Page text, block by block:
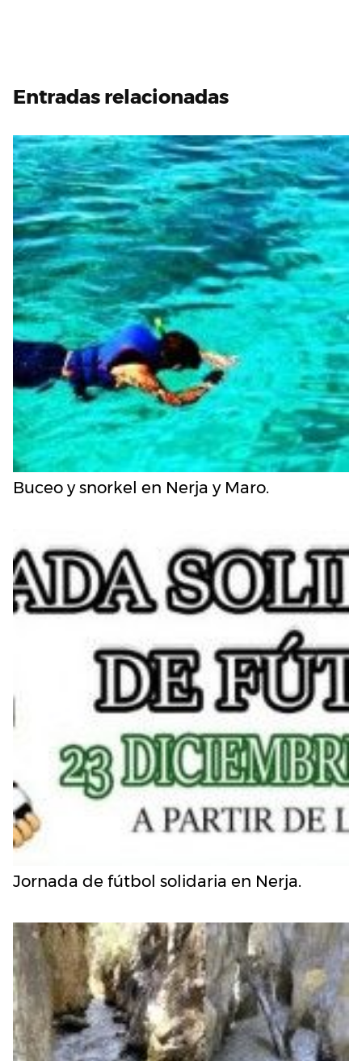
Entradas relacionadas
Buceo y snorkel en Nerja y Maro.
Jornada de fútbol solidaria en Nerja.